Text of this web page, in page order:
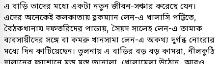
এ বাড়ি তাদের মধ্যে একটা নতুন জীবন-সঞ্চার করেছে যেন।
এদের অনেকেই কলকাতায় ব্লকম্যান লেন-এ খালাসি পট্টিতে,
বৈঠকখানায় দফতরিদের পাড়ায়, সৈয়দ সালেহ লেন-এ তামাক
ব্যবসায়ীদের সঙ্গে বা কমরু খানসামা লেন-এ অকথ্য দুর্গন্ধ নোংরার
মধ্যে দিন কাটিয়েছেন। তুলনায় এ বাড়ির বড় বড় কামরা, নীলকুঠি
দালানের ফ্যাশানে মস্ত মস্ত জানালা, খোলামেলা উঠোন, আরও